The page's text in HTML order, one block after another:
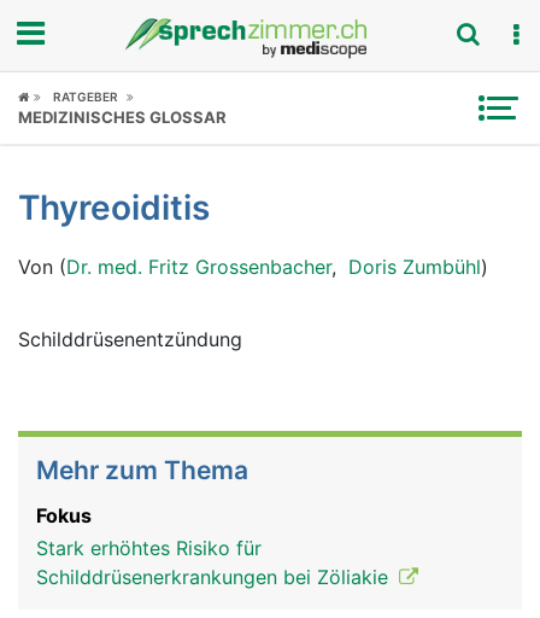
Fokus
Symptome
Untersuchungen
News
RATGEBER
MEDIZINISCHES GLOSSAR
Thyreoiditis
Von (Dr. med. Fritz Grossenbacher, Doris Zumbühl)
Schilddrüsenentzündung
Mehr zum Thema
Fokus
Stark erhöhtes Risiko für
Schilddrüsenerkrankungen bei Zöliakie